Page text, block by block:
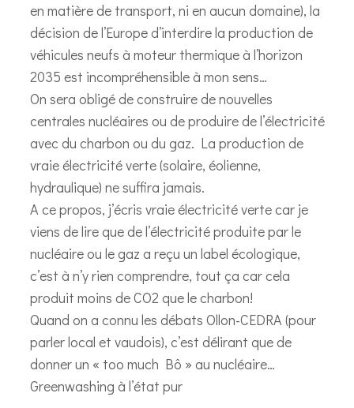
en matière de transport, ni en aucun domaine), la
décision de l’Europe d’interdire la production de
véhicules neufs à moteur thermique à l’horizon
2035 est incompréhensible à mon sens…
On sera obligé de construire de nouvelles
centrales nucléaires ou de produire de l’électricité
avec du charbon ou du gaz. La production de
vraie électricité verte (solaire, éolienne,
hydraulique) ne suffira jamais.
A ce propos, j’écris vraie électricité verte car je
viens de lire que de l’électricité produite par le
nucléaire ou le gaz a reçu un label écologique,
c’est à n’y rien comprendre, tout ça car cela
produit moins de CO2 que le charbon!
Quand on a connu les débats Ollon-CEDRA (pour
parler local et vaudois), c’est délirant que de
donner un « too much Bô » au nucléaire…
Greenwashing à l’état pur